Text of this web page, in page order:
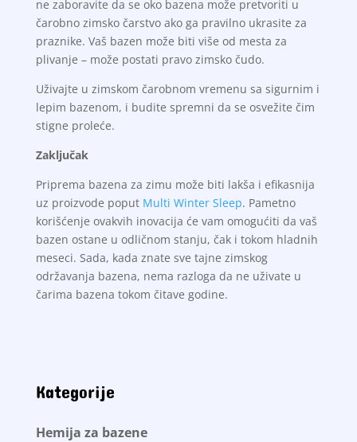
ne zaboravite da se oko bazena može pretvoriti u
čarobno zimsko čarstvo ako ga pravilno ukrasite za
praznike. Vaš bazen može biti više od mesta za
plivanje – može postati pravo zimsko čudo.
Uživajte u zimskom čarobnom vremenu sa sigurnim i
lepim bazenom, i budite spremni da se osvežite čim
stigne proleće.
Zaključak
Priprema bazena za zimu može biti lakša i efikasnija
uz proizvode poput Multi Winter Sleep. Pametno
korišćenje ovakvih inovacija će vam omogućiti da vaš
bazen ostane u odličnom stanju, čak i tokom hladnih
meseci. Sada, kada znate sve tajne zimskog
održavanja bazena, nema razloga da ne uživate u
čarima bazena tokom čitave godine.
Kategorije
Hemija za bazene